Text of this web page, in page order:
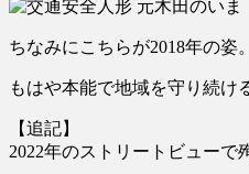
ちなみにこちらが2018年の姿
もはや本能で地域を守り続け
【追記】
2022年のストリートビュー